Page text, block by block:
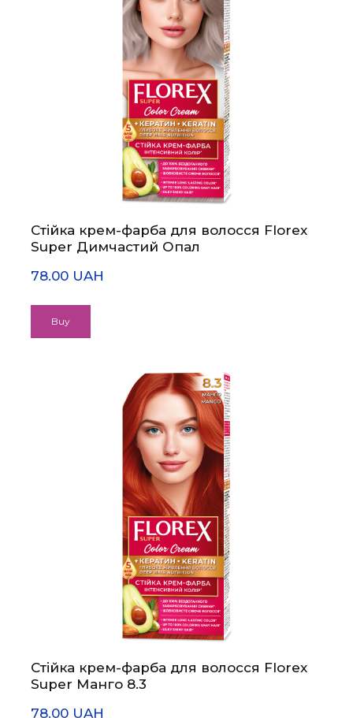
Стійка крем-фарба для волосся Florex
Super Димчастий Опал
78.00 UAH
Buy
Стійка крем-фарба для волосся Florex
Super Манго 8.3
78.00 UAH